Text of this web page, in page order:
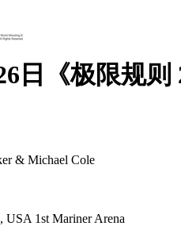
日《极限规则
& Michael Cole
USA 1st Mariner Arena